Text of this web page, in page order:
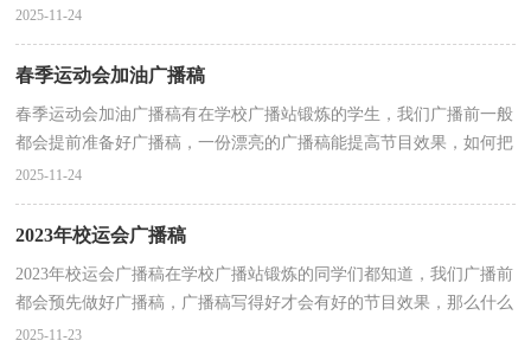
哪些格式呢？以下是小编整理的运动会拔河广播稿，供大...
2025-11-24
春季运动会加油广播稿
春季运动会加油广播稿有在学校广播站锻炼的学生，我们广播前一般
都会提前准备好广播稿，一份漂亮的广播稿能提高节目效果，如何把
广播稿做到重点突出呢？下面是小编为大家整理的春季...
2025-11-24
2023年校运会广播稿
2023年校运会广播稿在学校广播站锻炼的同学们都知道，我们广播前
都会预先做好广播稿，广播稿写得好才会有好的节目效果，那么什么
样的广播稿才是好的呢？以下是小编整理的2023年校运...
2025-11-23